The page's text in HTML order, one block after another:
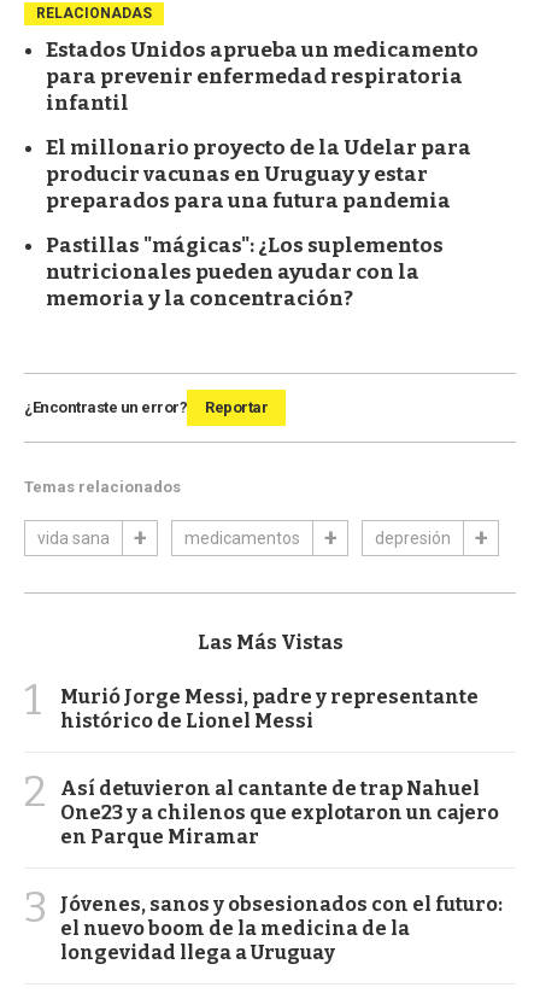
RELACIONADAS
Estados Unidos aprueba un medicamento
para prevenir enfermedad respiratoria
infantil
El millonario proyecto de la Udelar para
producir vacunas en Uruguay y estar
preparados para una futura pandemia
Pastillas "mágicas": ¿Los suplementos
nutricionales pueden ayudar con la
memoria y la concentración?
¿Encontraste un error? Reportar
Temas relacionados
vida sana medicamentos depresión
Las Más Vistas
1
Murió Jorge Messi, padre y representante
histórico de Lionel Messi
2
Así detuvieron al cantante de trap Nahuel
One23 y a chilenos que explotaron un cajero
en Parque Miramar
3
Jóvenes, sanos y obsesionados con el futuro:
el nuevo boom de la medicina de la
longevidad llega a Uruguay